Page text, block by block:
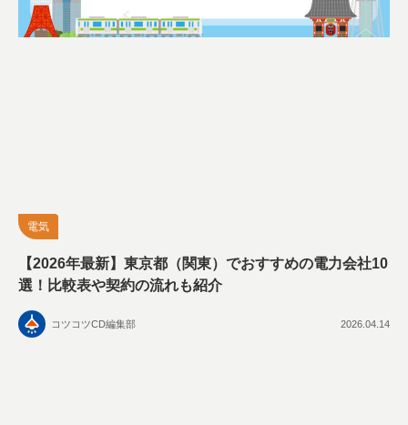
電気
【2026年最新】東京都（関東）でおすすめの電力会社10
選！比較表や契約の流れも紹介
コツコツCD編集部 2026.04.14